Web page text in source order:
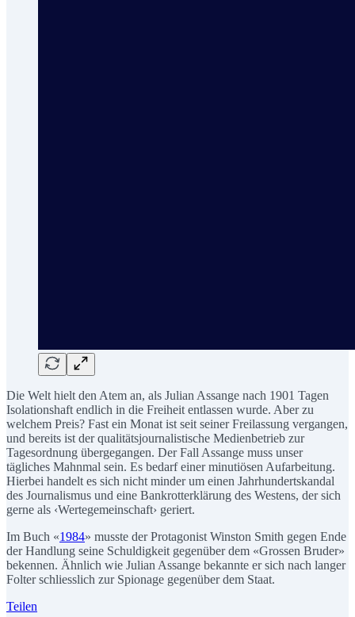
Die Welt hielt den Atem an, als Julian Assange nach 1901 Tagen
Isolationshaft endlich in die Freiheit entlassen wurde. Aber zu
welchem Preis? Fast ein Monat ist seit seiner Freilassung vergangen,
und bereits ist der qualitätsjournalistische Medienbetrieb zur
Tagesordnung übergegangen. Der Fall Assange muss unser
tägliches Mahnmal sein. Es bedarf einer minutiösen Aufarbeitung.
Hierbei handelt es sich nicht minder um einen Jahrhundertskandal
des Journalismus und eine Bankrotterklärung des Westens, der sich
gerne als ‹Wertegemeinschaft› geriert.
Im Buch «1984» musste der Protagonist Winston Smith gegen Ende
der Handlung seine Schuldigkeit gegenüber dem «Grossen Bruder»
bekennen. Ähnlich wie Julian Assange bekannte er sich nach langer
Folter schliesslich zur Spionage gegenüber dem Staat.
Teilen